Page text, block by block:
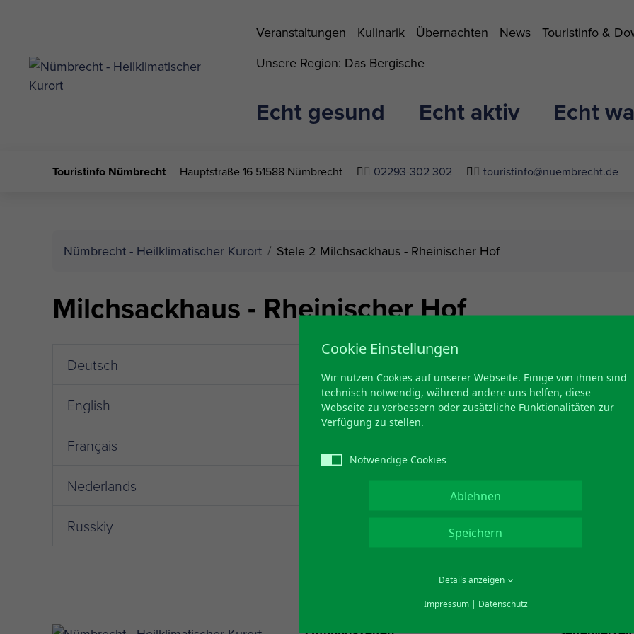
Veranstaltungen Kulinarik Übernachten News Touristinfo &
Unsere Region: Das Bergische
Echt gesund Echt aktiv Echt
Touristinfo Nümbrecht Hauptstraße 16 51588 Nümbrecht 02293-302 302 touristinfo@nuembrecht.de
Nümbrecht - Heilklimatischer Kurort Stele 2 Milchsackhaus - Rheinischer Hof
Milchsackhaus - Rheinischer Hof
Deutsch
English
Français
Nederlands
Russkiy
Cookie Einstellungen
Wir nutzen Cookies auf unserer Webseite. Einige von ihnen sind
technisch notwendig, während andere uns helfen, diese
Webseite zu verbessern oder zusätzliche Funktionalitäten zur
Verfügung zu stellen.
Notwendige Cookies
Ablehnen
Speichern
Details anzeigen
Impressum| Datenschutz